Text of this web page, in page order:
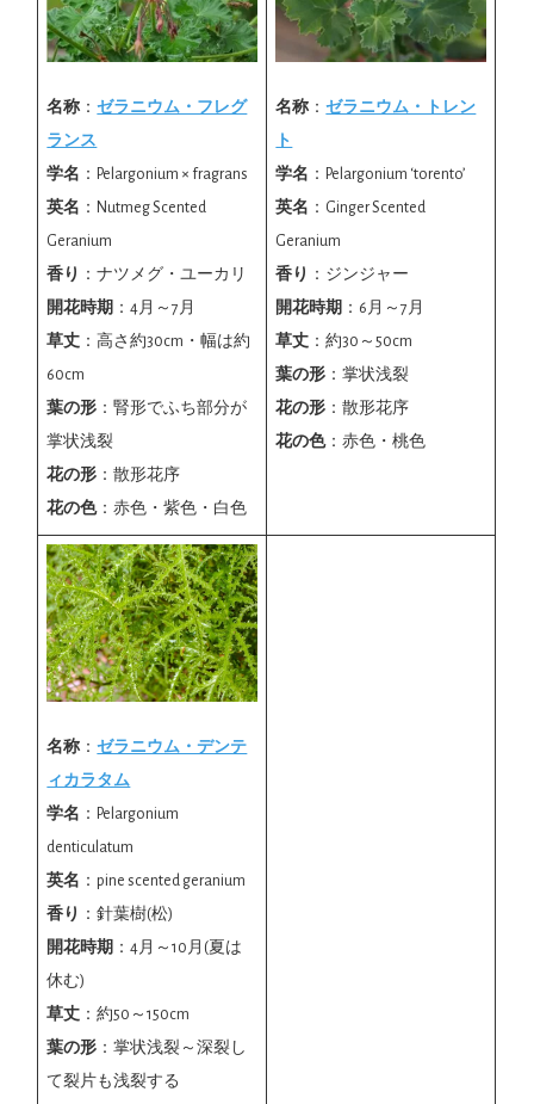
名称 ：ゼラニウム・フレグ
ランス
学名 ：Pelargonium × fragrans
英名 ：Nutmeg Scented
Geranium
香り
：ナツメグ・ユーカリ
開花時期 ：4月～7月
草丈 ：高さ約30cm・幅は約
60cm
葉の形 ：腎形でふち部分が
掌状浅裂
花の形 ：散形花序
花の色：赤色・紫色・白色
名称 ：ゼラニウム・トレン
ト
学名 ：Pelargonium ‘torento’
英名 ：Ginger Scented
Geranium
香り
：ジンジャー
開花時期 ：6月～7月
草丈 ：約30～50cm
葉の形 ：掌状浅裂
花の形 ：散形花序
花の色：赤色・桃色
名称 ：ゼラニウム・デンテ
ィカラタム
学名 ：Pelargonium
denticulatum
英名 ：pine scented geranium
香り
：針葉樹(松)
開花時期 ：4月～10月(夏は
休む)
草丈 ：約50～150cm
葉の形 ：掌状浅裂～深裂し
て裂片も浅裂する